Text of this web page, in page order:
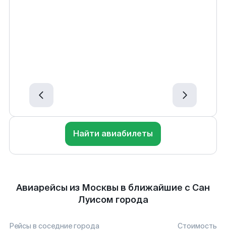
Найти авиабилеты
Авиарейсы из Москвы в ближайшие с Сан
Луисом города
Рейсы в соседние города Стоимость